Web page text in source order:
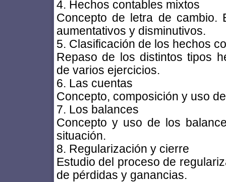
4. Hechos contables mixtos
Concepto de letra de cambio.
aumentativos y disminutivos.
5. Clasificación de los hechos
Repaso de los distintos tipos
de varios ejercicios.
6. Las cuentas
Concepto, composición y uso
7. Los balances
Concepto y uso de los
situación.
8. Regularización y cierre
Estudio del proceso de
de pérdidas y ganancias.